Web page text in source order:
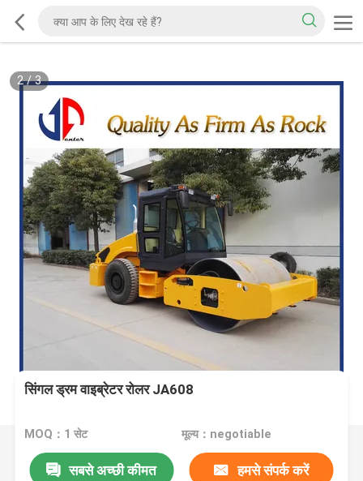
2/3
सिंगल ड्रम वाइब्रेटर रोलर JA608
MOQ：1 सेट मूल्य：negotiable
सबसे अच्छी कीमत हमसे संपर्क करें